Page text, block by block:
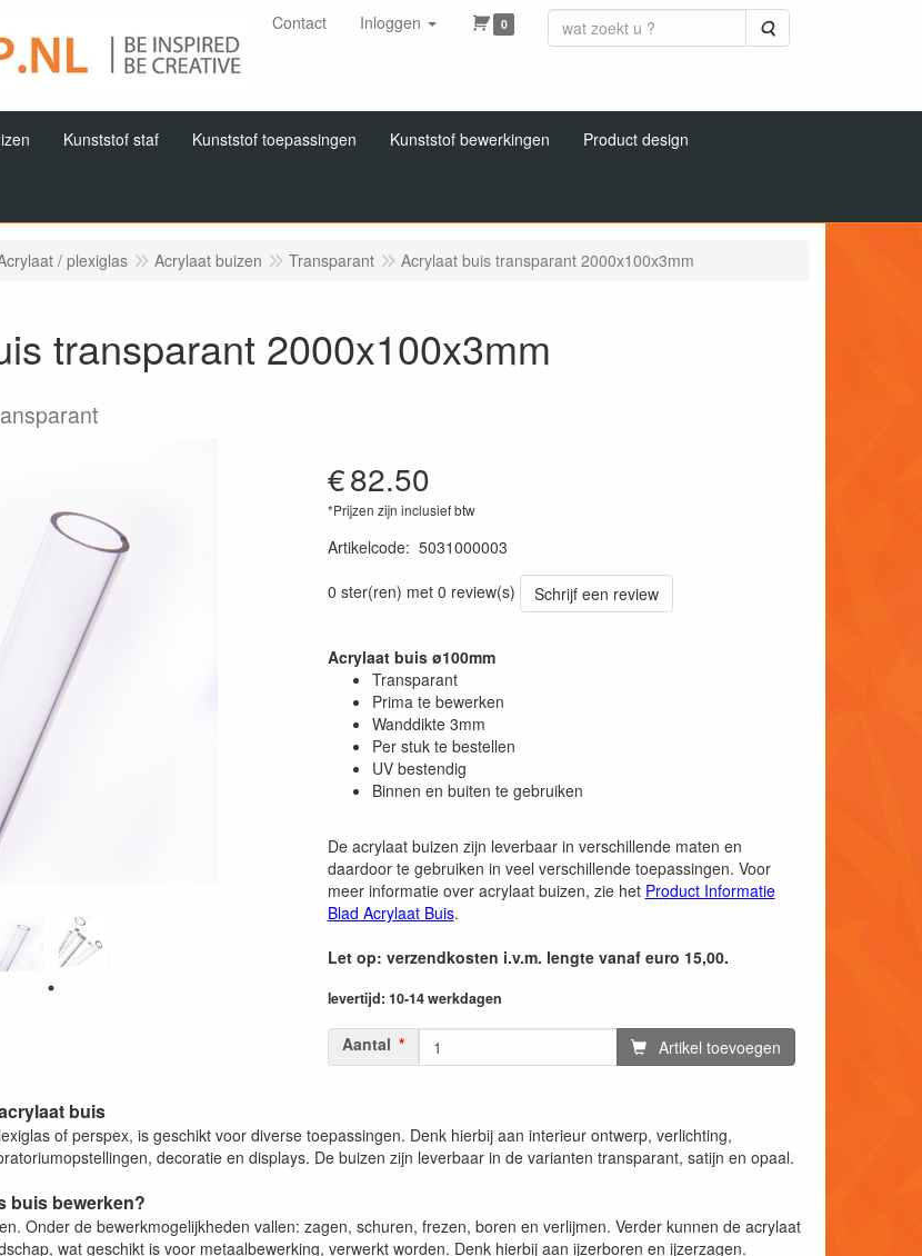
Contact Inloggen 0 Zoeken
Kunststof staf Kunststof toepassingen Kunststof bewerkingen Product design
/ plexiglas Acrylaat buizen Transparant Acrylaat buis transparant 2000x100x3mm
transparant 2000x100x3mm
€82.50
*Prijzen zijn inclusief btw
Artikelcode: 5031000003
0 ster(ren) met 0 review(s)
Schrijf een review
Acrylaat buis ø100mm
Transparant
Prima te bewerken
Wanddikte 3mm
Per stuk te bestellen
UV bestendig
Binnen en buiten te gebruiken
De acrylaat buizen zijn leverbaar in verschillende maten en
daardoor te gebruiken in veel verschillende toepassingen. Voor
meer informatie over acrylaat buizen, zie het Product Informatie
Blad Acrylaat Buis.
Let op: verzendkosten i.v.m. lengte vanaf euro 15,00.
levertijd: 10-14 werkdagen
Aantal Artikel toevoegen
buis
of perspex, is geschikt voor diverse toepassingen. Denk hierbij aan interieur ontwerp, verlichting,
decoratie en displays. De buizen zijn leverbaar in de varianten transparant, satijn en opaal.
buis bewerken?
Onder de bewerkmogelijkheden vallen: zagen, schuren, frezen, boren en verlijmen. Verder kunnen de acrylaat
wat geschikt is voor metaalbewerking, verwerkt worden. Denk hierbij aan ijzerboren en ijzerzagen.